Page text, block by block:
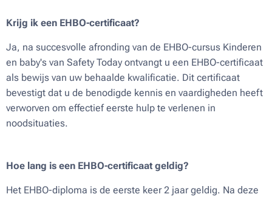
Krijg ik een EHBO-certificaat?
Ja, na succesvolle afronding van de EHBO-cursus Kinderen
en baby's van Safety Today ontvangt u een EHBO-certificaat
als bewijs van uw behaalde kwalificatie. Dit certificaat
bevestigt dat u de benodigde kennis en vaardigheden heeft
verworven om effectief eerste hulp te verlenen in
noodsituaties.
Hoe lang is een EHBO-certificaat geldig?
Het EHBO-diploma is de eerste keer 2 jaar geldig. Na deze